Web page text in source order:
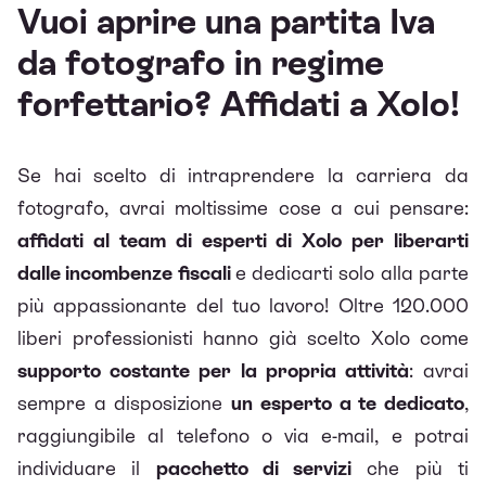
Vuoi aprire una partita Iva
da fotografo in regime
forfettario? Affidati a Xolo!
Se hai scelto di intraprendere la carriera da
fotografo, avrai moltissime cose a cui pensare:
affidati al team di esperti di Xolo per liberarti
dalle incombenze fiscalie dedicarti solo alla parte
più appassionante del tuo lavoro! Oltre 120.000
liberi professionisti hanno già scelto Xolo come
supporto costante per la propria attività: avrai
sempre a disposizioneun esperto a te dedicato,
raggiungibile al telefono o via e-mail, e potrai
individuare il pacchetto di servizi che più ti